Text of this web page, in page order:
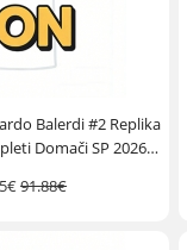
Balerdi #2 Replika
Domači SP 2026
91.88€